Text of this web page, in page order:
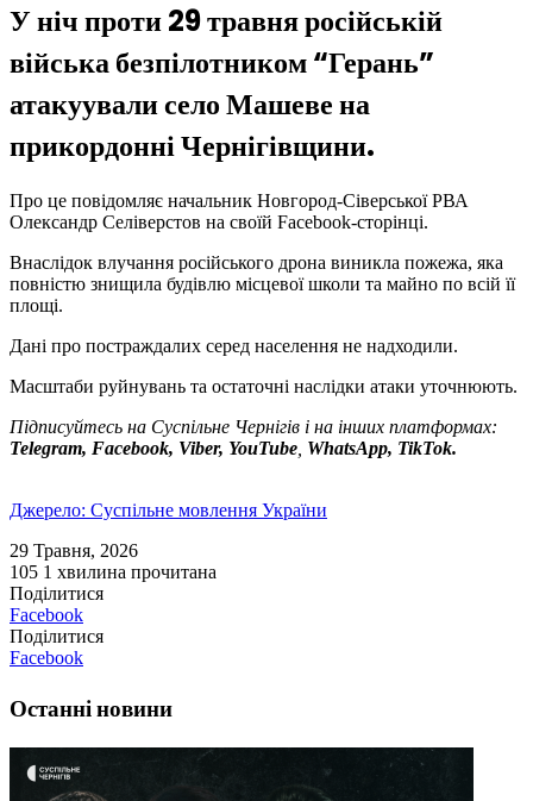
У ніч проти 29 травня російській
війська безпілотником “Герань”
атакуували село Машеве на
прикордонні Чернігівщини.
Про це повідомляє начальник Новгород-Сіверської РВА
Олександр Селіверстов на своїй Facebook-сторінці.
Внаслідок влучання російського дрона виникла пожежа, яка
повністю знищила будівлю місцевої школи та майно по всій її
площі.
Дані про постраждалих серед населення не надходили.
Масштаби руйнувань та остаточні наслідки атаки уточнюють.
Підписуйтесь на Суспільне Чернігів і на інших платформах:
Telegram, Facebook, Viber, YouTube WhatsApp, TikTok.
Джерело: Суспільне мовлення України
29 Травня, 2026
105 1 хвилина прочитана
Поділитися
Facebook
Поділитися
Facebook
Останні новини